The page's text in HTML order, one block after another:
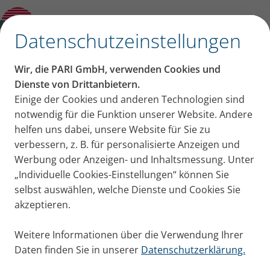
Datenschutzeinstellungen
Wir, die PARI GmbH, verwenden Cookies und
Dienste von Drittanbietern.
Einige der Cookies und anderen Technologien sind
notwendig für die Funktion unserer Website. Andere
helfen uns dabei, unsere Website für Sie zu
verbessern, z. B. für personalisierte Anzeigen und
Werbung oder Anzeigen- und Inhaltsmessung. Unter
„Individuelle Cookies-Einstellungen“ können Sie
selbst auswählen, welche Dienste und Cookies Sie
akzeptieren.
Weitere Informationen über die Verwendung Ihrer
Daten finden Sie in unserer Datenschutzerklärung.
Kategorien
Erkältung + Husten Asthma COPD Mukoviszidose
Beiträge aus der
Kategorie: COPD
Die Abkürzung COPD steht für chronic obstructive
pulmonary disease, was auf Deutsch chronisch
obstruktive Lungenerkrankung bedeutet. Bei dieser
Erkrankung sind die Atemwege chronisch entzündet
und verengt. Sie ist nicht heilbar. Hier finden Sie alle
Blog-Beiträge rund um das Thema COPD.